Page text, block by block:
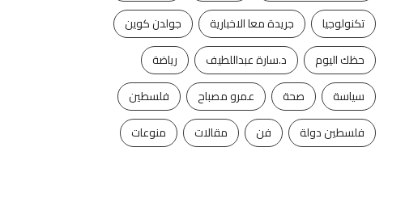
تكنولوجيا
جريدة معا الاخبارية
جولدن كوين
حظك اليوم
د.سارة عبداللطيف
رياضة
سياسة
صحة عمرو مصباح
فلسطين
فلسطين دولة
فن مقالات منوعات